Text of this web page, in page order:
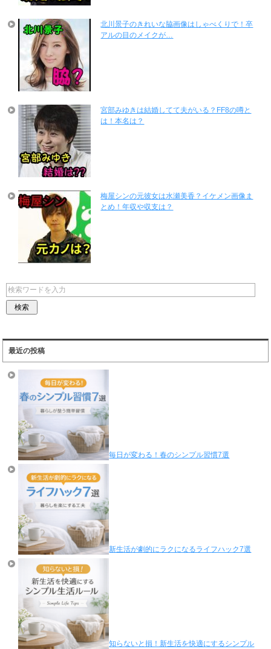
北川景子のきれいな脇画像はしゃべくりで！卒
アルの目のメイクが…
宮部みゆきは結婚してて夫がいる？FF8の噂と
は！本名は？
梅屋シンの元彼女は水瀬美香？イケメン画像ま
とめ！年収や収支は？
最近の投稿
毎日が変わる！春のシンプル習慣7選
新生活が劇的にラクになるライフハック7選
知らないと損！新生活を快適にするシンプル